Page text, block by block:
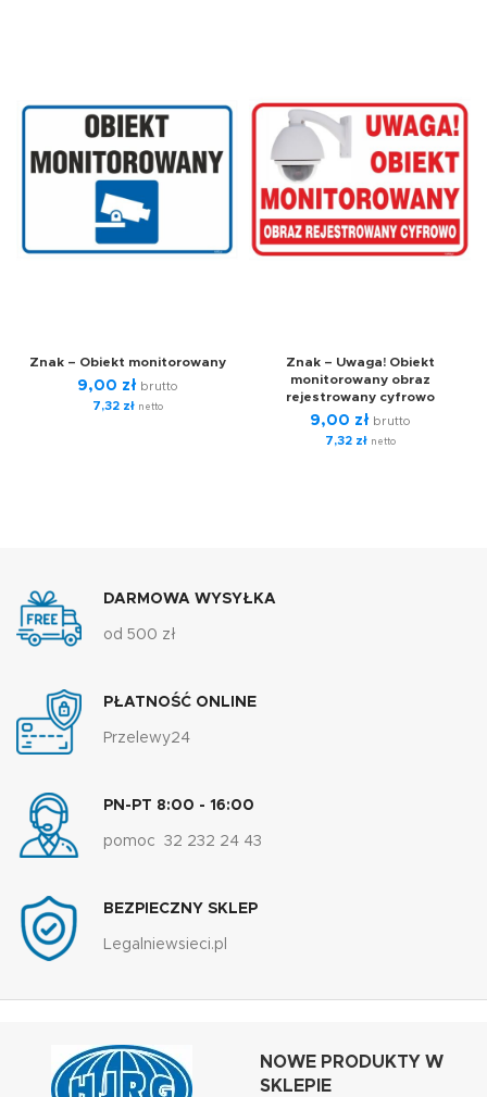
Znak – Obiekt monitorowany
9,00 zł brutto
7,32 złnetto
Znak – Uwaga! Obiekt
monitorowany obraz
rejestrowany cyfrowo
9,00 zł brutto
7,32 złnetto
DARMOWA WYSYŁKA
od 500 zł
PŁATNOŚĆ ONLINE
Przelewy24
PN-PT 8:00 - 16:00
pomoc 32 232 24 43
BEZPIECZNY SKLEP
Legalniewsieci.pl
NOWE PRODUKTY W
SKLEPIE